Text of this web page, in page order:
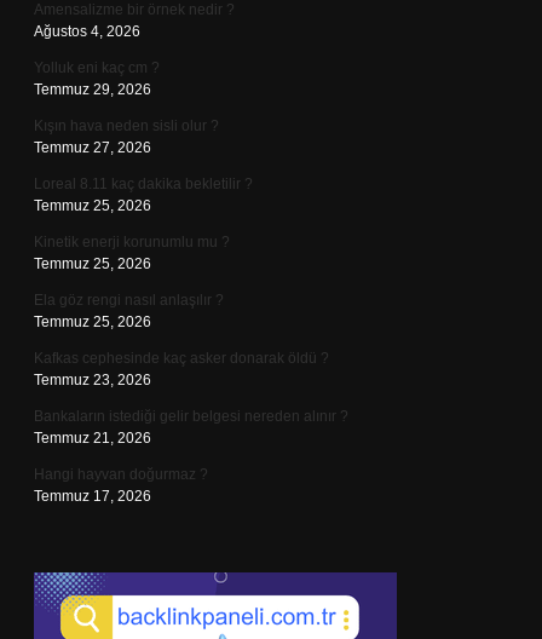
Amensalizme bir örnek nedir ?
Ağustos 4, 2026
Yolluk eni kaç cm ?
Temmuz 29, 2026
Kışın hava neden sisli olur ?
Temmuz 27, 2026
Loreal 8.11 kaç dakika bekletilir ?
Temmuz 25, 2026
Kinetik enerji korunumlu mu ?
Temmuz 25, 2026
Ela göz rengi nasıl anlaşılır ?
Temmuz 25, 2026
Kafkas cephesinde kaç asker donarak öldü ?
Temmuz 23, 2026
Bankaların istediği gelir belgesi nereden alınır ?
Temmuz 21, 2026
Hangi hayvan doğurmaz ?
Temmuz 17, 2026